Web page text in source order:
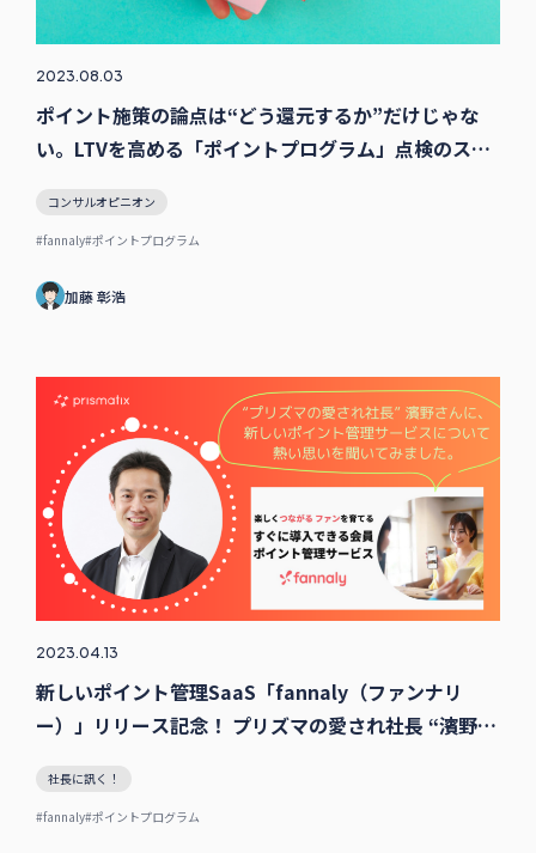
2023.08.03
ポイント施策の論点は“どう還元するか”だけじゃな
い。LTVを高める「ポイントプログラム」点検のスス
コンサルオピニオン
#fannaly#ポイントプログラム
加藤 彰浩
2023.04.13
新しいポイント管理SaaS「fannaly（ファンナリ
ー）」リリース記念！ プリズマの愛され社長 “濱野さ
社長に訊く！
#fannaly#ポイントプログラム